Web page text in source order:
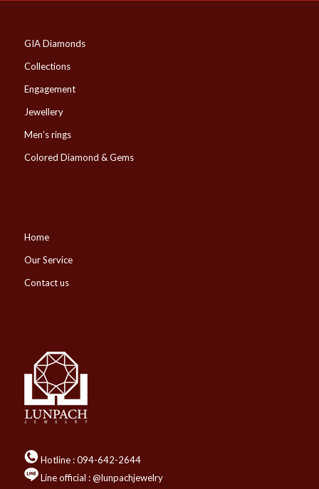
GIA Diamonds
Collections
Engagement
Jewellery
Men’s rings
Colored Diamond & Gems
Home
Our Service
Contact us
Hotline :094-642-2644
Line official : @lunpachjewelry